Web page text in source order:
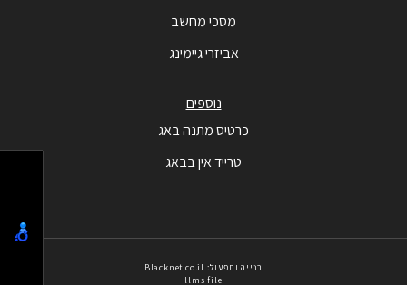
מסכי מחשב
אביזרי גיימינג
נוספים
כרטיס מתנה באג
טרייד אין בבאג
בנייה ותפעול: Blacknet.co.il
llms file